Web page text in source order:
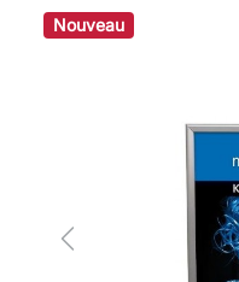
Nouveau
Previous